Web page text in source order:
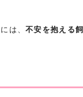
は、不安を抱える